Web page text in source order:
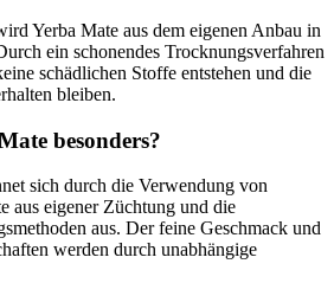
Yerba Mate aus dem eigenen Anbau in
ein schonendes Trocknungsverfahren
schädlichen Stoffe entstehen und die
bleiben.
besonders?
sich durch die Verwendung von
aus eigener Züchtung und die
aus. Der feine Geschmack und
werden durch unabhängige